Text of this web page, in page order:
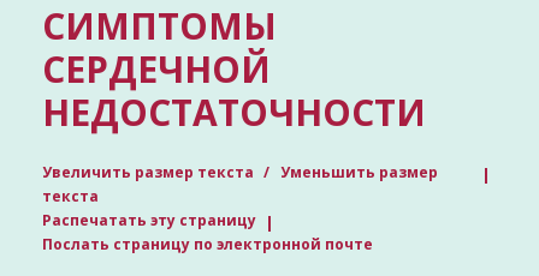
СИМПТОМЫ
СЕРДЕЧНОЙ
НЕДОСТАТОЧНОСТИ
Увеличить размер текста
Уменьшить размер
текста
Распечатать эту страницу
Послать страницу по электронной почте